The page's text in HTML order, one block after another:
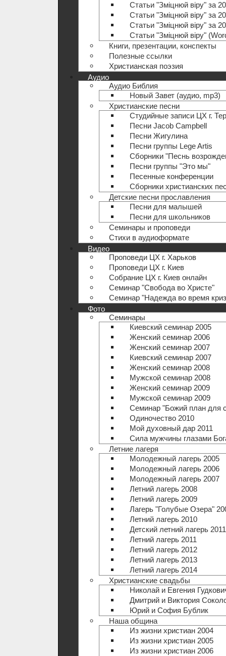
Статьи "Зміцнюй віру" за
Статьи "Зміцнюй віру" за
Статьи "Зміцнюй віру" за
Статьи "Зміцнюй віру"
Книги, презентации, конспекты
Полезные ccылки
Христианская поэзия
Аудио
Аудио Библия
Новый Завет (аудио, mp3)
Христианские песни
Студийные записи ЦХ г.
Песни Jacob Campbell
Песни Жигулина
Песни группы Lege Artis
Сборники "Песнь
Песни группы "Это мы"
Песенные конференции
Сборники христианских
Детские песни прославления
Песни для малышей
Песни для школьников
Семинары и проповеди
Стихи в аудиоформате
Видео
Проповеди ЦХ г. Харьков
Проповеди ЦХ г. Киев
Собрание ЦХ г. Киев онлайн
Семинар "Свобода во Христе"
Семинар "Надежда во время
Фото
Семинары
Киевский семинар 2005
Женский семинар 2006
Женский семинар 2007
Киевский семинар 2007
Женский семинар 2008
Мужской семинар 2008
Женский семинар 2009
Мужской семинар 2009
Семинар "Божий план для
Одиночество 2010
Мой духовный дар 2011
Сила мужчины глазами
Летние лагеря
Молодежный лагерь 2005
Молодежный лагерь 2006
Молодежный лагерь 2007
Летний лагерь 2008
Летний лагерь 2009
Лагерь "Голубые Озера"
Летний лагерь 2010
Детский летний лагерь 2011
Летний лагерь 2011
Летний лагерь 2012
Летний лагерь 2013
Летний лагерь 2014
Христианские свадьбы
Николай и Евгения
Дмитрий и Виктория
Юрий и София Бублик
Наша община
Из жизни христиан 2004
Из жизни христиан 2005
Из жизни христиан 2006